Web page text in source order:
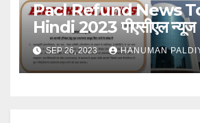
Pacl Refund News
Hindi 2023 पीएसीएल न्यूज
SEP 26, 2023 HANUMAN